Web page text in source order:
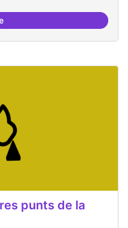
vinculadas a la
punts de la